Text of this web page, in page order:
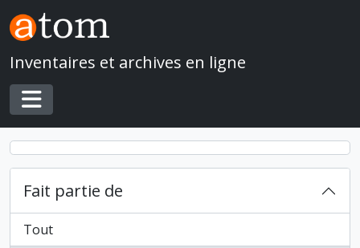
Skip to main content
Inventaires et archives en ligne
Toggle navigation
Fait partie de
Tout